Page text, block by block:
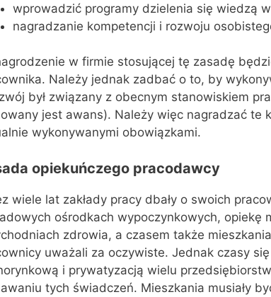
wprowadzić programy dzielenia się wiedzą
nagradzanie kompetencji i rozwoju
w firmie stosującej tę zasadę
Należy jednak zadbać o to, by
był związany z obecnym stanowiskiem
jest awans). Należy więc nagradzać te
wykonywanymi obowiązkami.
opiekuńczego pracodawcy
wiele lat zakłady pracy dbały o swoich
ośrodkach wypoczynkowych, opiekę
zdrowia, a czasem także
uważali za oczywiste. Jednak czasy się
i prywatyzacją wielu
tych świadczeń. Mieszkania musiały